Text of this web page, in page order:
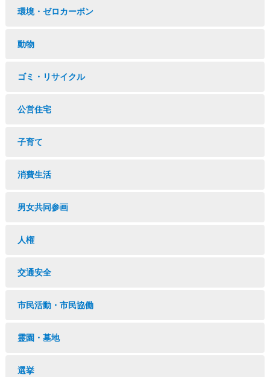
環境・ゼロカーボン
動物
ゴミ・リサイクル
公営住宅
子育て
消費生活
男女共同参画
人権
交通安全
市民活動・市民協働
霊園・墓地
選挙